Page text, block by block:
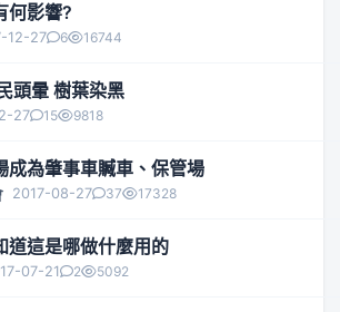
何影響?
12-27 6 16744
頭暈 樹葉染黑
27 15 9818
成為肇事車贓車、保管場
2017-08-27 37 17328
道這是哪做什麼用的
07-21 2 5092